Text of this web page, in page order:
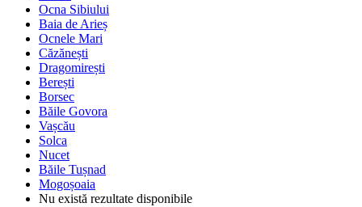
Ocna Sibiului
Baia de Arieș
Ocnele Mari
Căzănești
Dragomirești
Berești
Borsec
Băile Govora
Vașcău
Solca
Nucet
Băile Tușnad
Mogoșoaia
Nu există rezultate disponibile